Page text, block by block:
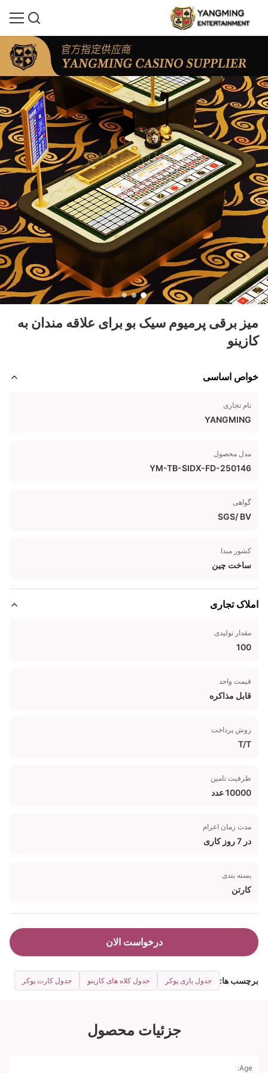
میز برقی پرمیوم سیک بو برای علاقه مندان به
کازینو
خواص اساسی
نام تجاری
YANGMING
مدل محصول
YM-TB-SIDX-FD-250146
گواهی
SGS/ BV
کشور مبدا
ساخت چین
املاک تجاری
مقدار تولیدی
100
قیمت واحد
قابل مذاکره
روش پرداخت
T/T
ظرفیت تامین
10000 عدد
مدت زمان اعزام
در 7 روز کاری
بسته بندی
کارتن
درخواست الان
برچسب ها: جدول بازی پوکر جدول کلاه های کازینو جدول کارت پوکر
جزئیات محصول
Age: